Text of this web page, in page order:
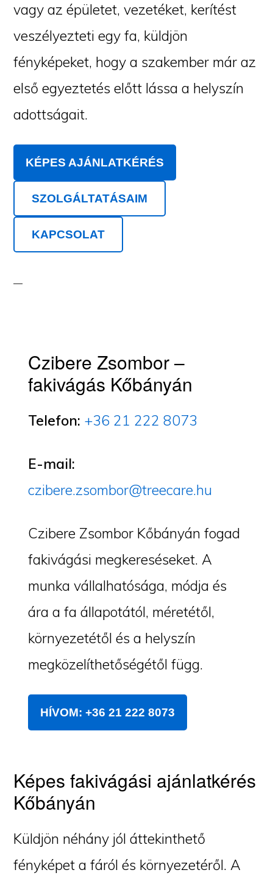
vagy az épületet, vezetéket, kerítést
veszélyezteti egy fa, küldjön
fényképeket, hogy a szakember már az
első egyeztetés előtt lássa a helyszín
adottságait.
KÉPES AJÁNLATKÉRÉS
SZOLGÁLTATÁSAIM
KAPCSOLAT
Czibere Zsombor –
fakivágás Kőbányán
Telefon: +36 21 222 8073
E-mail:
czibere.zsombor@treecare.hu
Czibere Zsombor Kőbányán fogad
fakivágási megkereséseket. A
munka vállalhatósága, módja és
ára a fa állapotától, méretétől,
környezetétől és a helyszín
megközelíthetőségétől függ.
HÍVOM: +36 21 222 8073
Képes fakivágási ajánlatkérés
Kőbányán
Küldjön néhány jól áttekinthető
fényképet a fáról és környezetéről. A